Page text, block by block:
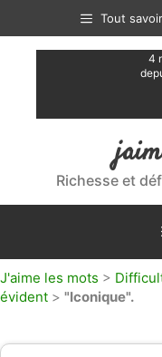
contenu
Tout
4
Richesse et
J'aime les mots >
évident > "Iconique".